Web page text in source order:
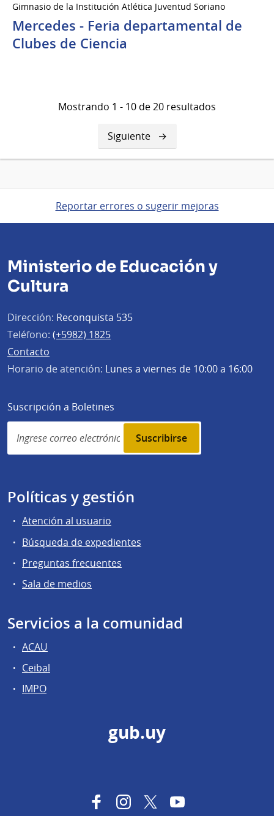
de
Sep
del
Gimnasio de la Institución Atlética Juventud Soriano
Mercedes - Feria departamental de
Clubes de Ciencia
Mostrando 1 - 10 de 20 resultados
Siguiente
página
Siguiente
Reportar errores o sugerir mejoras
Ministerio de Educación y
Cultura
Dirección: Reconquista 535
Teléfono: (+5982) 1825
Contacto
Horario de atención: Lunes a viernes de 10:00 a 16:00
Suscripción a Boletines
Simplenews
subscription
Políticas y gestión
Atención al usuario
Búsqueda de expedientes
Preguntas frecuentes
Sala de medios
Servicios a la comunidad
ACAU
Ceibal
IMPO
gub.uy
FacebookInstagram
TwitterYouTube